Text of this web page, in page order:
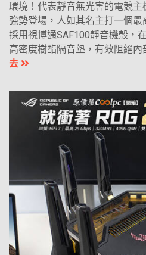
環境！代表靜音無光害的電競主
強勢登場，人如其名主打一個
採用視博通SAF100靜音機殼，
高密度樹酯隔音墊，有效阻絕
去